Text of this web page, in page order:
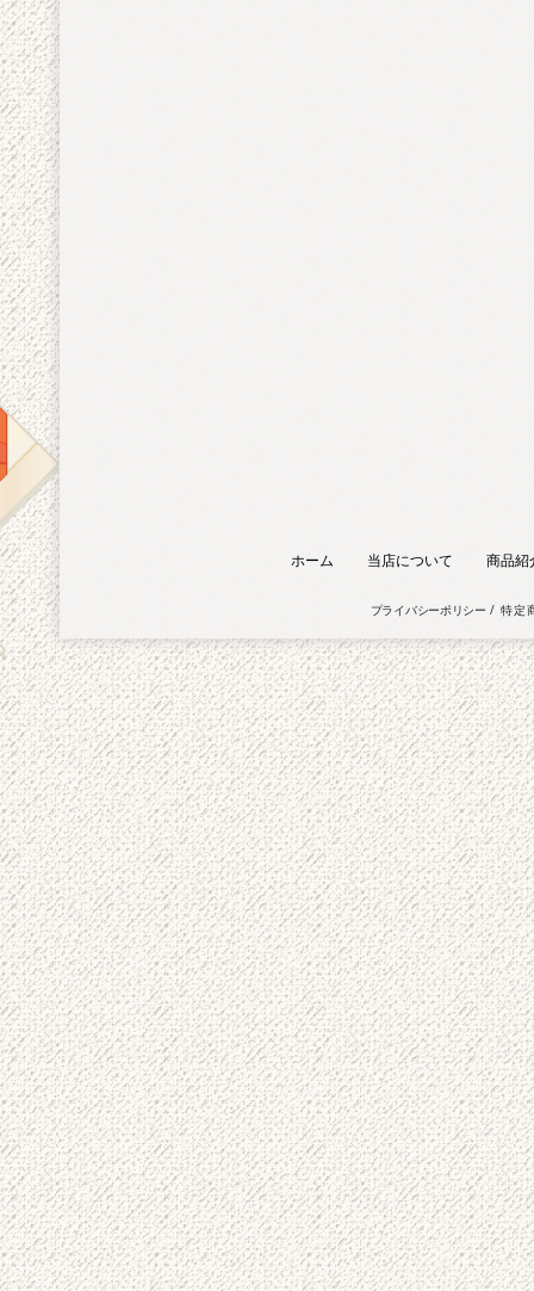
ホーム 当店について 商品紹
プライバシーポリシー 特定